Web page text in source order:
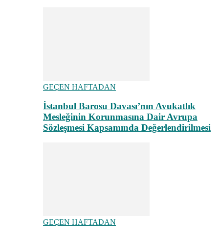
GEÇEN HAFTADAN
İstanbul Barosu Davası’nın Avukatlık
Mesleğinin Korunmasına Dair Avrupa
Sözleşmesi Kapsamında Değerlendirilmesi
GEÇEN HAFTADAN